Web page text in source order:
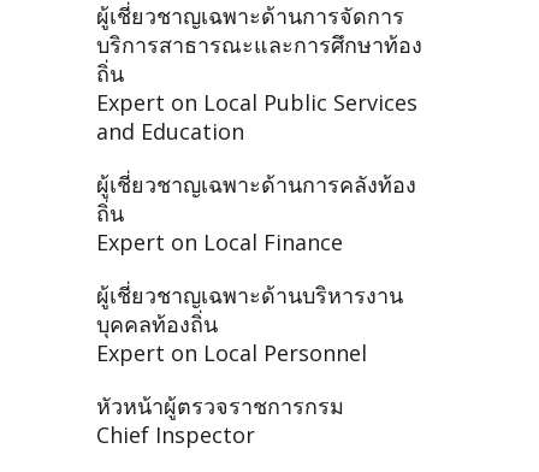
ผู้เชี่ยวชาญเฉพาะด้านการจัดการ
บริการสาธารณะและการศึกษาท้อง
ถิ่น
Expert on Local Public Services
and Education
ผู้เชี่ยวชาญเฉพาะด้านการคลังท้อง
ถิ่น
Expert on Local Finance
ผู้เชี่ยวชาญเฉพาะด้านบริหารงาน
บุคคลท้องถิ่น
Expert on Local Personnel
หัวหน้าผู้ตรวจราชการกรม
Chief Inspector